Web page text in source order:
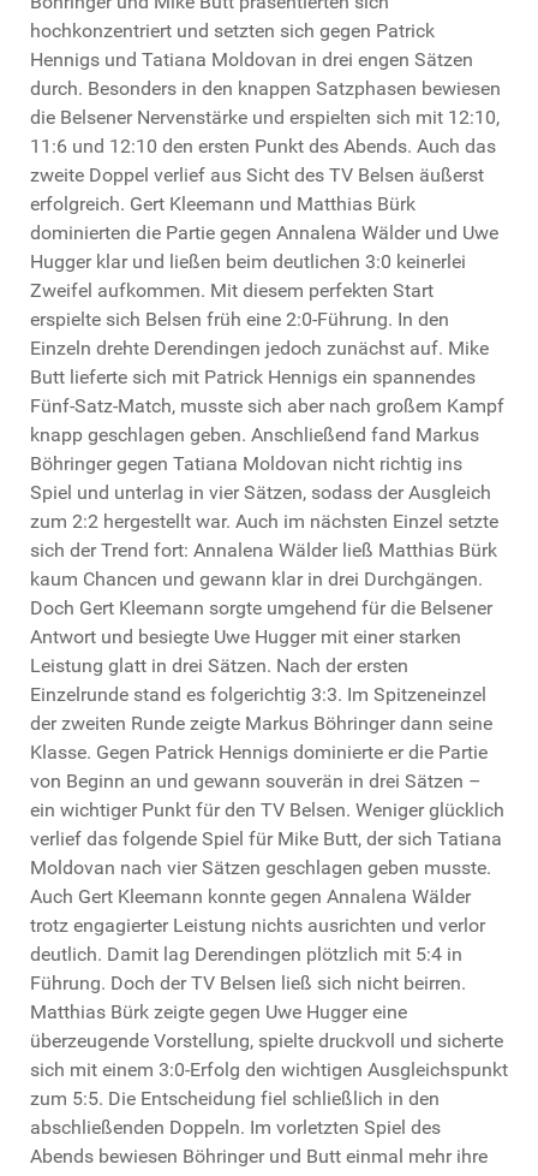
hochkonzentriert und setzten sich gegen Patrick
Hennigs und Tatiana Moldovan in drei engen Sätzen
durch. Besonders in den knappen Satzphasen bewiesen
die Belsener Nervenstärke und erspielten sich mit 12:10,
11:6 und 12:10 den ersten Punkt des Abends. Auch das
zweite Doppel verlief aus Sicht des TV Belsen äußerst
erfolgreich. Gert Kleemann und Matthias Bürk
dominierten die Partie gegen Annalena Wälder und Uwe
Hugger klar und ließen beim deutlichen 3:0 keinerlei
Zweifel aufkommen. Mit diesem perfekten Start
erspielte sich Belsen früh eine 2:0-Führung. In den
Einzeln drehte Derendingen jedoch zunächst auf. Mike
Butt lieferte sich mit Patrick Hennigs ein spannendes
Fünf-Satz-Match, musste sich aber nach großem Kampf
knapp geschlagen geben. Anschließend fand Markus
Böhringer gegen Tatiana Moldovan nicht richtig ins
Spiel und unterlag in vier Sätzen, sodass der Ausgleich
zum 2:2 hergestellt war. Auch im nächsten Einzel setzte
sich der Trend fort: Annalena Wälder ließ Matthias Bürk
kaum Chancen und gewann klar in drei Durchgängen.
Doch Gert Kleemann sorgte umgehend für die Belsener
Antwort und besiegte Uwe Hugger mit einer starken
Leistung glatt in drei Sätzen. Nach der ersten
Einzelrunde stand es folgerichtig 3:3. Im Spitzeneinzel
der zweiten Runde zeigte Markus Böhringer dann seine
Klasse. Gegen Patrick Hennigs dominierte er die Partie
von Beginn an und gewann souverän in drei Sätzen –
ein wichtiger Punkt für den TV Belsen. Weniger glücklich
verlief das folgende Spiel für Mike Butt, der sich Tatiana
Moldovan nach vier Sätzen geschlagen geben musste.
Auch Gert Kleemann konnte gegen Annalena Wälder
trotz engagierter Leistung nichts ausrichten und verlor
deutlich. Damit lag Derendingen plötzlich mit 5:4 in
Führung. Doch der TV Belsen ließ sich nicht beirren.
Matthias Bürk zeigte gegen Uwe Hugger eine
überzeugende Vorstellung, spielte druckvoll und sicherte
sich mit einem 3:0-Erfolg den wichtigen Ausgleichspunkt
zum 5:5. Die Entscheidung fiel schließlich in den
abschließenden Doppeln. Im vorletzten Spiel des
Abends bewiesen Böhringer und Butt einmal mehr ihre